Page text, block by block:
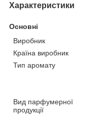
Характеристики
Основні
Виробник
Країна виробник
Тип аромату
Вид парфумерної
продукції